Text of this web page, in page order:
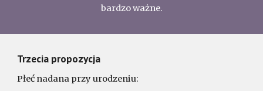
bardzo ważne.
Trzecia propozycja
Płeć nadana przy urodzeniu: